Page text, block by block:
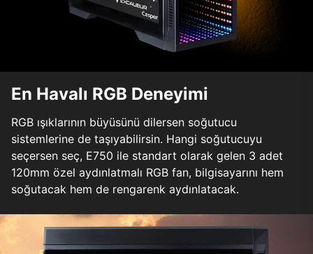
En Havalı RGB Deneyimi
RGB ışıklarının büyüsünü dilersen soğutucu
sistemlerine de taşıyabilirsin. Hangi soğutucuyu
seçersen seç, E750 ile standart olarak gelen 3 adet
120mm özel aydınlatmalı RGB fan, bilgisayarını hem
soğutacak hem de rengarenk aydınlatacak.